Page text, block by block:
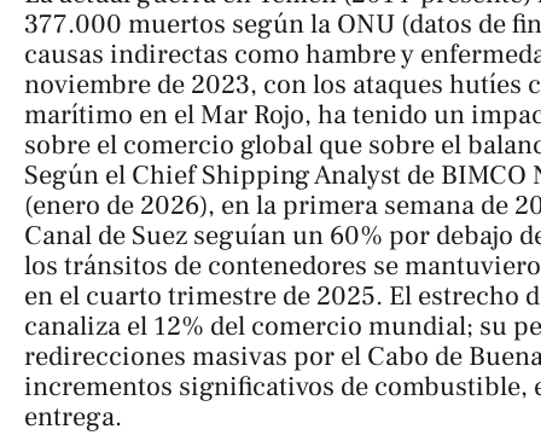
377.000 muertos según la ONU (datos de
causas indirectas como hambre y
noviembre de 2023, con los ataques hutíes
marítimo en el Mar Rojo, ha tenido un
sobre el comercio global que sobre el
Según el Chief Shipping Analyst de BIMCO
(enero de 2026), en la primera semana de
Canal de Suez seguían un 60% por debajo
los tránsitos de contenedores se
en el cuarto trimestre de 2025. El estrecho
canaliza el 12% del comercio mundial; su
redirecciones masivas por el Cabo de
incrementos significativos de combustible,
entrega.